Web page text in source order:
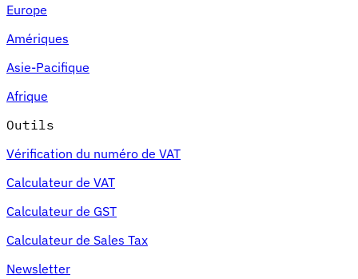
Europe
Amériques
Asie-Pacifique
Afrique
Outils
Vérification du numéro de VAT
Calculateur de VAT
Calculateur de GST
Calculateur de Sales Tax
Newsletter